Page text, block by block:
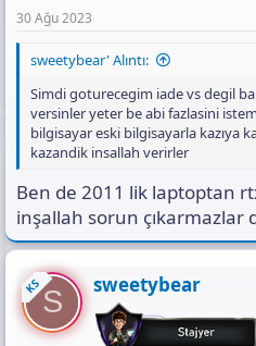
30 Ağu 2023
sweetybear' Alıntı:
Simdi goturecegim iade vs degil
versinler yeter be abi fazlasini
bilgisayar eski bilgisayarla kazıya
kazandik insallah verirler
Ben de 2011 lik laptoptan
inşallah sorun çıkarmazlar
KSS sweetybear